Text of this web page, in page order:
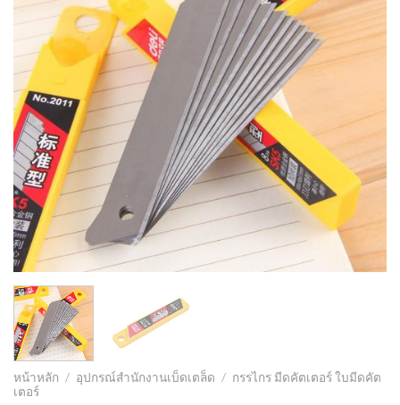
หน้าหลัก / อุปกรณ์สำนักงานเบ็ดเตล็ด / กรรไกร มีดคัตเตอร์ ใบมีดคัต
เตอร์